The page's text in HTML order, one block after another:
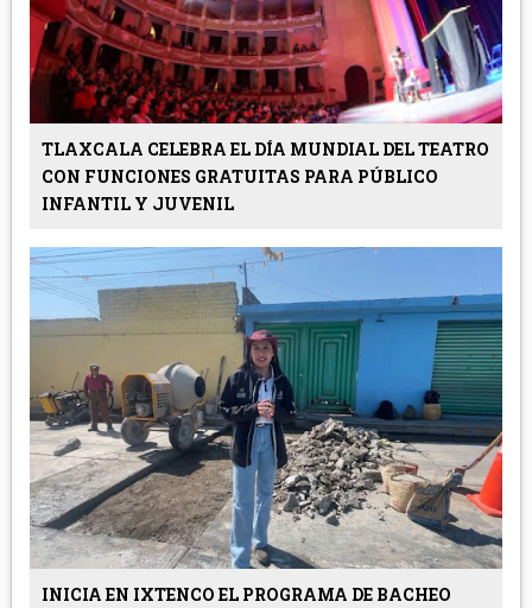
TLAXCALA CELEBRA EL DÍA MUNDIAL DEL TEATRO
CON FUNCIONES GRATUITAS PARA PÚBLICO
INFANTIL Y JUVENIL
INICIA EN IXTENCO EL PROGRAMA DE BACHEO